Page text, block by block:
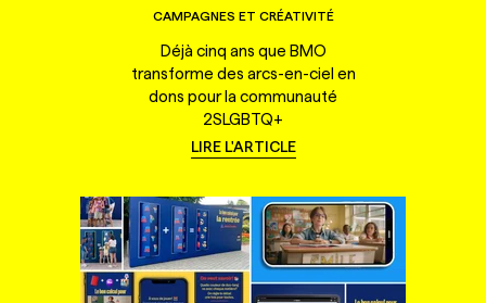
CAMPAGNES ET CRÉATIVITÉ
Déjà cinq ans que BMO
transforme des arcs-en-ciel en
dons pour la communauté
2SLGBTQ+
LIRE L'ARTICLE